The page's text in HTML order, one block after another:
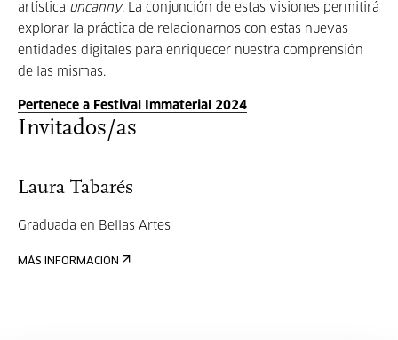
artística uncanny. La conjunción de estas visiones permitirá
explorar la práctica de relacionarnos con estas nuevas
entidades digitales para enriquecer nuestra comprensión
de las mismas.
Pertenece a Festival Immaterial 2024
Invitados/as
Laura Tabarés
Graduada en Bellas Artes
MÁS INFORMACIÓN